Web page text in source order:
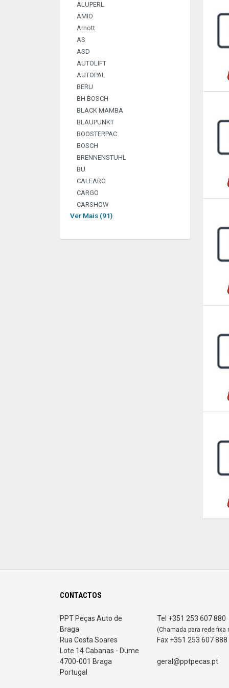
ALUPERL
AMIO
Arnott
AS
ASD
AUTOLIFT
AUTOPAL
BERU
BH BOSCH
BLACK MAMBA
BLAUPUNKT
BOOSTERPAC
BOSCH
BRENNENSTUHL
BU
CALEARO
CARGO
CARSHOW
Ver Mais (91)
CONTACTOS
PPT Peças Auto de
Braga
Rua Costa Soares
Lote 14 Cabanas - Dume
4700-001 Braga
Portugal
Tel +351 253 607 880
(Chamada para rede fixa
Fax +351 253 607 888
geral@pptpecas.pt